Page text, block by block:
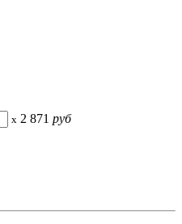
x 2 871 руб